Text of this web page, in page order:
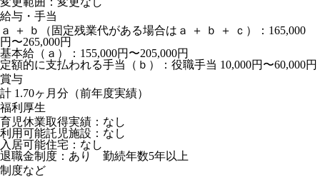
給与・手当
ａ ＋ ｂ（固定残業代がある場合はａ ＋ ｂ ＋ ｃ）：165,000
円〜265,000円
基本給（ａ）：155,000円〜205,000円
定額的に支払われる手当（ｂ）：役職手当 10,000円〜60,000円
賞与
計 1.70ヶ月分（前年度実績）
福利厚生
育児休業取得実績：なし
利用可能託児施設：なし
入居可能住宅：なし
退職金制度：あり 勤続年数5年以上
制度など